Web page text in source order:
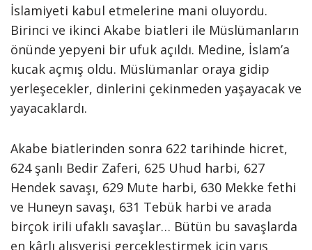
İslamiyeti kabul etmelerine mani oluyordu.
Birinci ve ikinci Akabe biatleri ile Müslümanların
önünde yepyeni bir ufuk açıldı. Medine, İslam’a
kucak açmış oldu. Müslümanlar oraya gidip
yerleşecekler, dinlerini çekinmeden yaşayacak ve
yayacaklardı.
Akabe biatlerinden sonra 622 tarihinde hicret,
624 şanlı Bedir Zaferi, 625 Uhud harbi, 627
Hendek savaşı, 629 Mute harbi, 630 Mekke fethi
ve Huneyn savaşı, 631 Tebük harbi ve arada
birçok irili ufaklı savaşlar… Bütün bu savaşlarda
en kârlı alışverişi gerçekleştirmek için yarış